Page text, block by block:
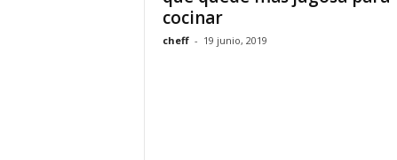
cocinar
cheff - 19 junio, 2019